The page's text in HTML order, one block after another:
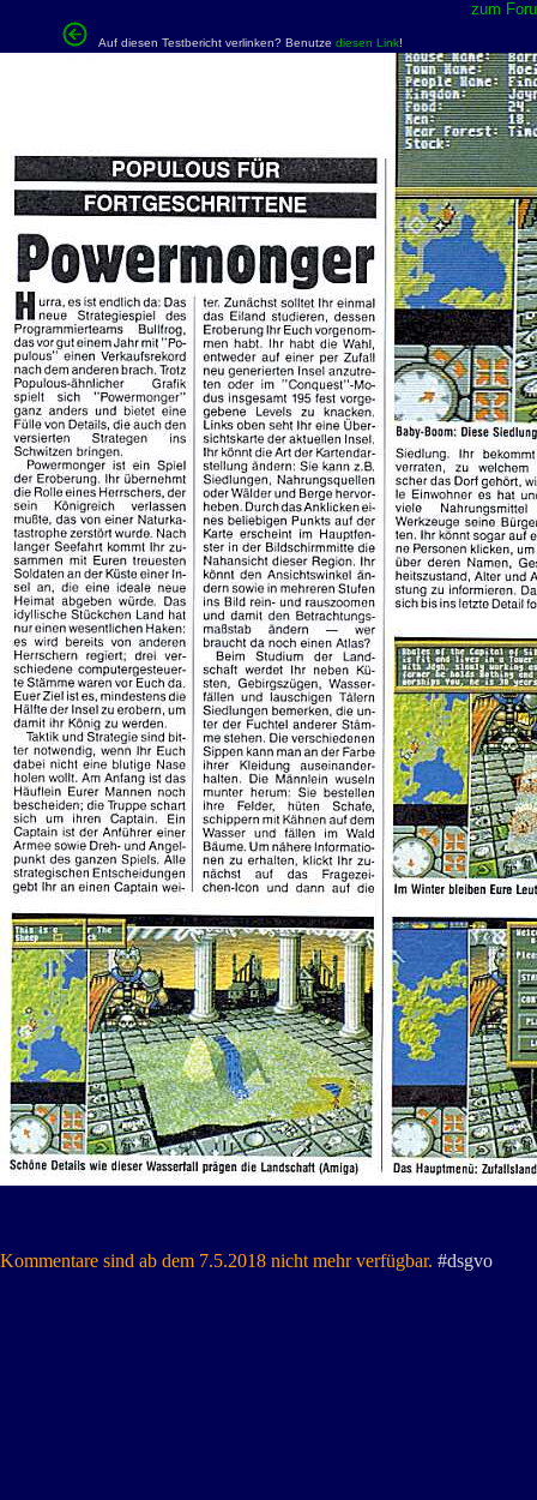
zum
Auf diesen Testbericht verlinken? Benutze diesen Link!
Kommentare sind ab dem 7.5.2018 nicht mehr verfügbar. #dsgvo